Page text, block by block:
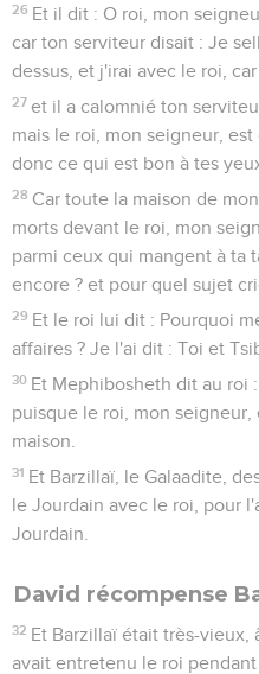
26 Et il dit : O roi, mon
car ton serviteur disait : Je
dessus, et j'irai avec le roi,
27 et il a calomnié ton
mais le roi, mon seigneur,
donc ce qui est bon à tes
28 Car toute la maison de
morts devant le roi, mon
parmi ceux qui mangent à ta
encore ? et pour quel sujet
29 Et le roi lui dit : Pourquoi
affaires ? Je l'ai dit : Toi et
30 Et Mephibosheth dit au roi
puisque le roi, mon seigneur,
maison.
31 Et Barzillaï, le Galaadite,
le Jourdain avec le roi, pour
Jourdain.
David récompense
32 Et Barzillaï était très-vieux,
avait entretenu le roi